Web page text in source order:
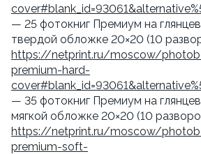
— 25 фотокниг Премиум на
твердой обложке 20×20 (10
https://netprint.ru/moscow/
premium-hard-
— 35 фотокниг Премиум на
мягкой обложке 20×20 (10
https://netprint.ru/moscow/
premium-soft-